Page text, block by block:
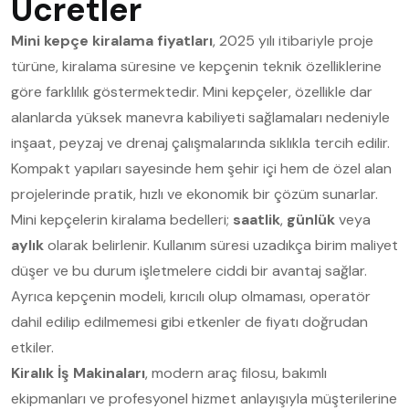
Ücretler
Mini kepçe kiralama fiyatları, 2025 yılı itibariyle proje
türüne, kiralama süresine ve kepçenin teknik özelliklerine
göre farklılık göstermektedir. Mini kepçeler, özellikle dar
alanlarda yüksek manevra kabiliyeti sağlamaları nedeniyle
inşaat, peyzaj ve drenaj çalışmalarında sıklıkla tercih edilir.
Kompakt yapıları sayesinde hem şehir içi hem de özel alan
projelerinde pratik, hızlı ve ekonomik bir çözüm sunarlar.
Mini kepçelerin kiralama bedelleri; saatlik, günlükveya
aylıkolarak belirlenir. Kullanım süresi uzadıkça birim maliyet
düşer ve bu durum işletmelere ciddi bir avantaj sağlar.
Ayrıca kepçenin modeli, kırıcılı olup olmaması, operatör
dahil edilip edilmemesi gibi etkenler de fiyatı doğrudan
etkiler.
Kiralık İş Makinaları, modern araç filosu, bakımlı
ekipmanları ve profesyonel hizmet anlayışıyla müşterilerine